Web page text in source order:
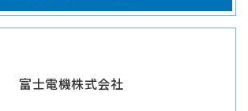
富士電機株式会社